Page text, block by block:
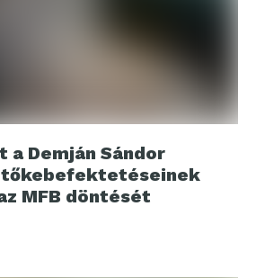
a Demján Sándor
tőkebefektetéseinek
MFB döntését